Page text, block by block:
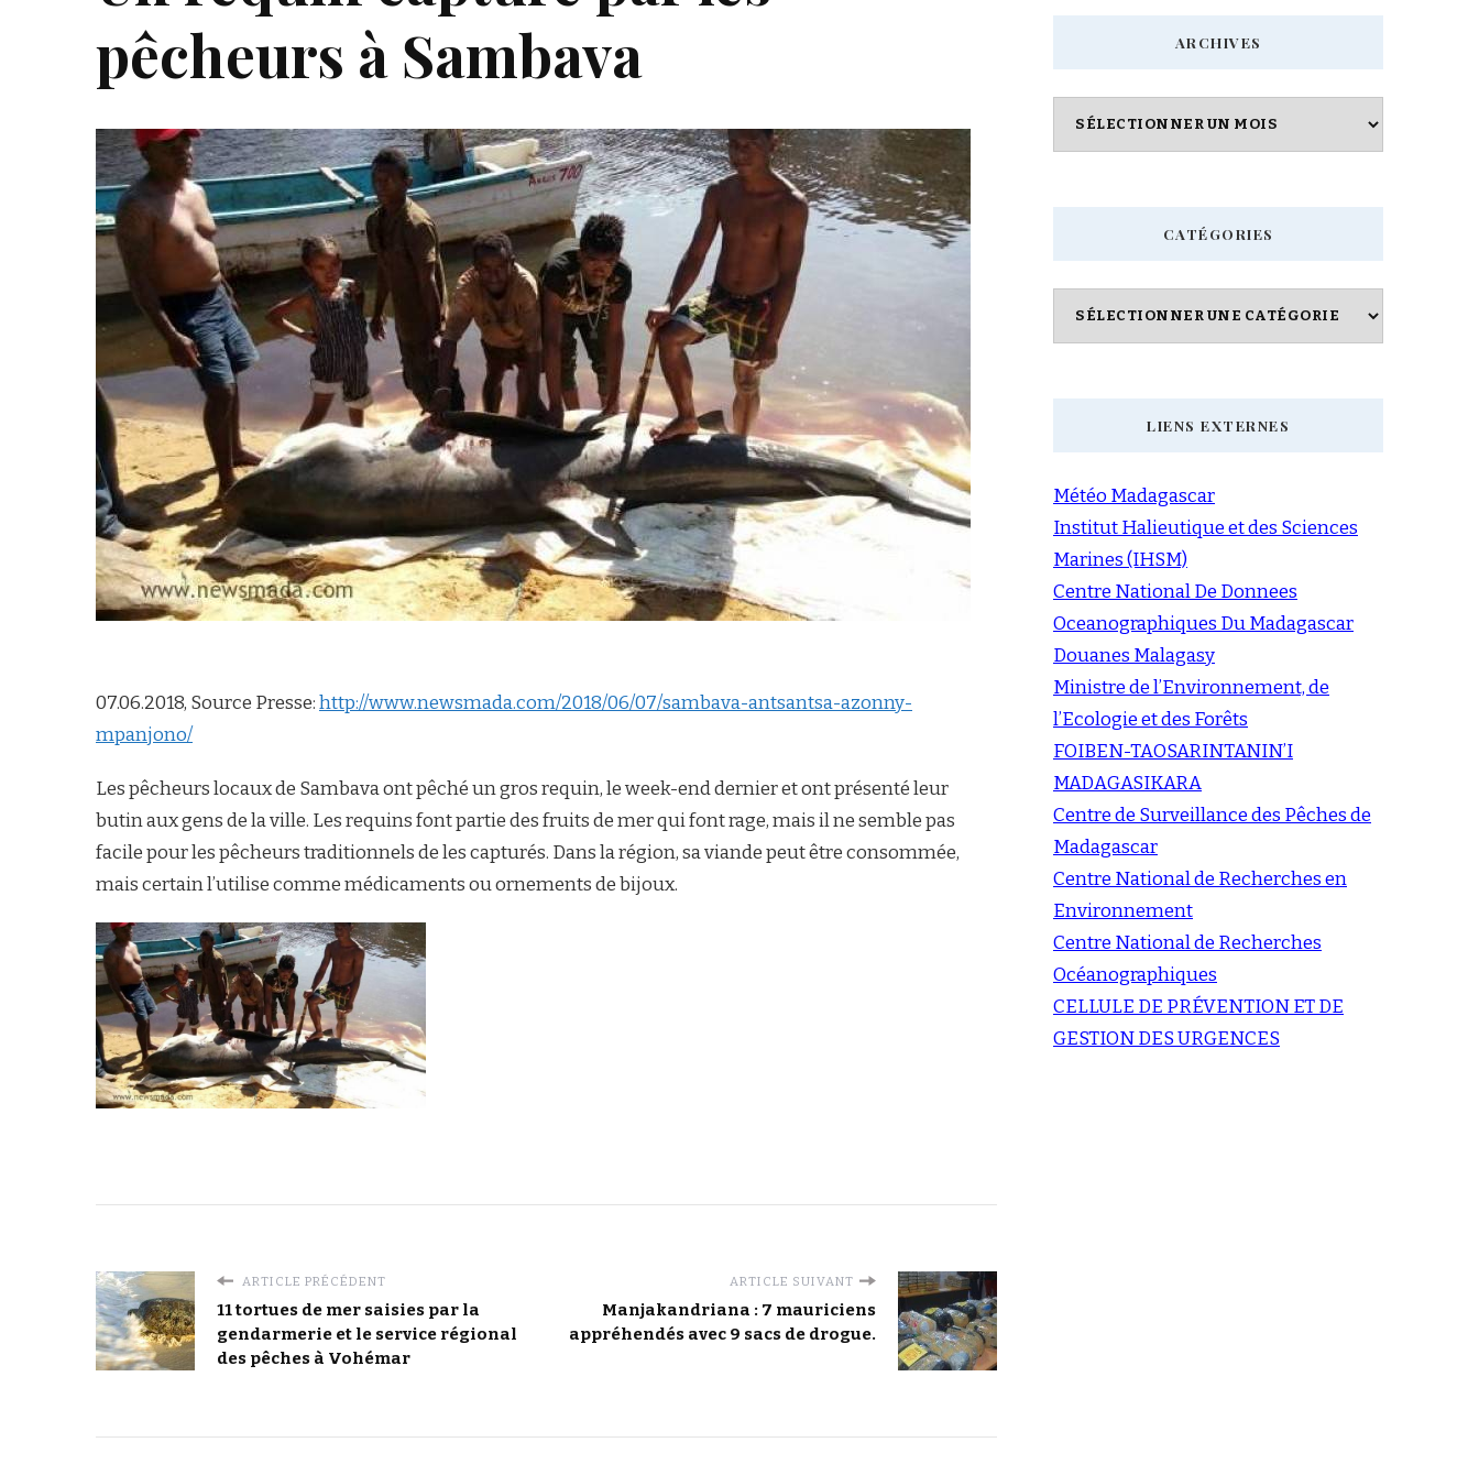
pêcheurs à Sambava
07.06.2018, Source Presse:http://www.newsmada.com/2018/06/07/sambava-antsantsa-azonny-
mpanjono/
Les pêcheurs locaux de Sambava ont pêché un gros requin, le week-end dernier et ont présenté leur
butin aux gens de la ville. Les requins font partie des fruits de mer qui font rage, mais il ne semble pas
facile pour les pêcheurs traditionnels de les capturés. Dans la région, sa viande peut être consommée,
mais certain l’utilise comme médicaments ou ornements de bijoux.
ARTICLE PRÉCÉDENT
11 tortues de mer saisies par la
gendarmerie et le service régional
des pêches à Vohémar
ARTICLE SUIVANT
Manjakandriana : 7 mauriciens
appréhendés avec 9 sacs de drogue.
ARCHIVES
Archives
CATÉGORIES
Catégories
LIENS EXTERNES
Météo Madagascar
Institut Halieutique et des Sciences
Marines (IHSM)
Centre National De Donnees
Oceanographiques Du Madagascar
Douanes Malagasy
Ministre de l’Environnement, de
l’Ecologie et des Forêts
FOIBEN-TAOSARINTANIN’I
MADAGASIKARA
Centre de Surveillance des Pêches de
Madagascar
Centre National de Recherches en
Environnement
Centre National de Recherches
Océanographiques
CELLULE DE PRÉVENTION ET DE
GESTION DES URGENCES